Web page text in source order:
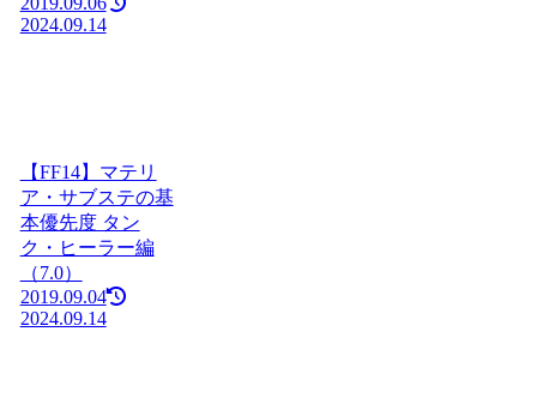
2024.09.14
【FF14】マテリ
ア・サブステの基
本優先度 タン
ク・ヒーラー編
（7.0）
2019.09.04
2024.09.14